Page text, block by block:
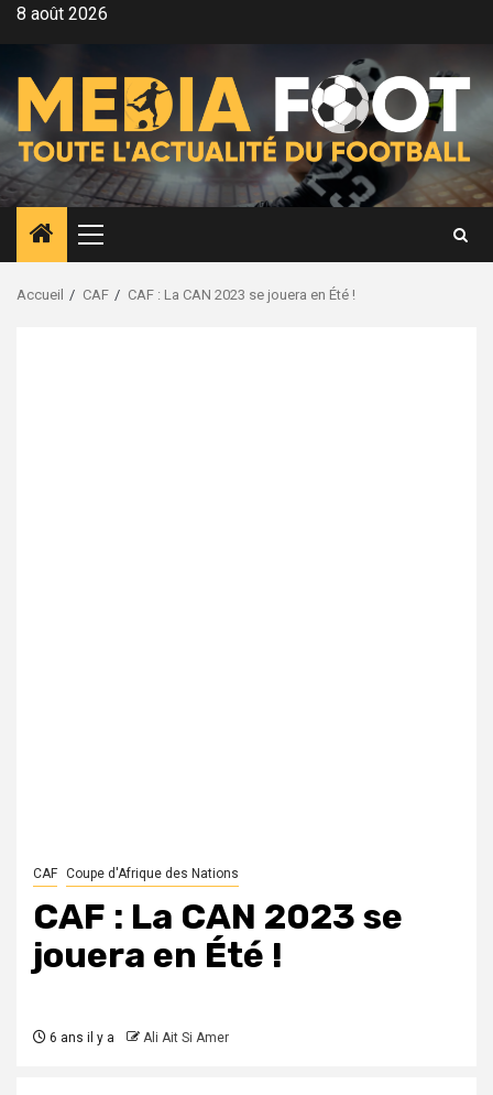
Aller8 août 2026
Menu
principal
Accueil CAF CAF : La CAN 2023 se jouera en Été !
CAF Coupe d'Afrique des Nations
CAF : La CAN 2023 se
jouera en Été !
6 ans il y a Ali Ait Si Amer